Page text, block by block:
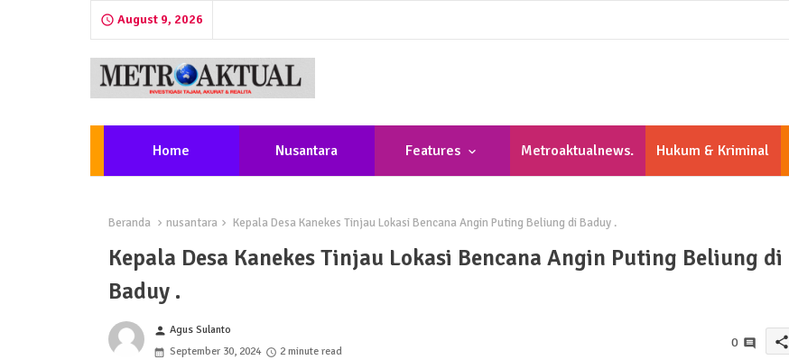
August 9, 2026
Home Nusantara Features Metroaktualnews. Hukum & Kriminal
Beranda nusantara Kepala Desa Kanekes Tinjau Lokasi Bencana Angin Puting Beliung di Baduy .
Kepala Desa Kanekes Tinjau Lokasi Bencana Angin Puting Beliung di
Baduy .
person Agus Sulanto
September 30, 2024
2 minute read
0 share